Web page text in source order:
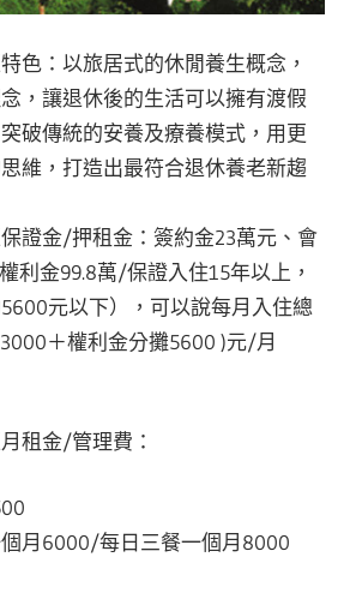
色：以旅居式的休閒養生概念，
，讓退休後的生活可以擁有渡假
破傳統的安養及療養模式，用更
維，打造出最符合退休養老新趨
證金/押租金：簽約金23萬元、會
利金99.8萬/保證入住15年以上，
元以下），可以說每月入住總
＋權利金分攤5600 )元/月
租金/管理費：
月6000/每日三餐一個月8000